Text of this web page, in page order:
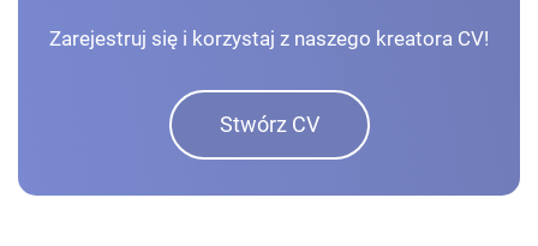
Zarejestruj się i korzystaj z naszego kreatora CV!
Stwórz CV